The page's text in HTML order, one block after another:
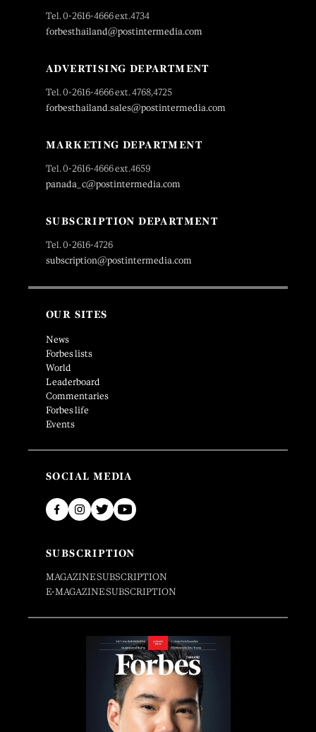
Tel. 0-2616-4666 ext.4734
forbesthailand@postintermedia.com
ADVERTISING DEPARTMENT
Tel. 0-2616-4666 ext. 4768,4725
forbesthailand.sales@postintermedia.com
MARKETING DEPARTMENT
Tel. 0-2616-4666 ext.4659
panada_c@postintermedia.com
SUBSCRIPTION DEPARTMENT
Tel. 0-2616-4726
subscription@postintermedia.com
OUR SITES
News
Forbes lists
World
Leaderboard
Commentaries
Forbes life
Events
SOCIAL MEDIA
SUBSCRIPTION
MAGAZINE SUBSCRIPTION
E-MAGAZINE SUBSCRIPTION